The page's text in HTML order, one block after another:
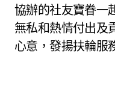
協辦的社友寶眷一
無私和熱情付出及
心意，發揚扶輪服